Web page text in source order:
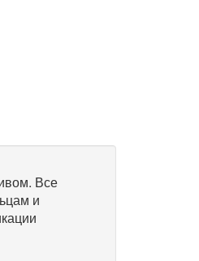
Все
и